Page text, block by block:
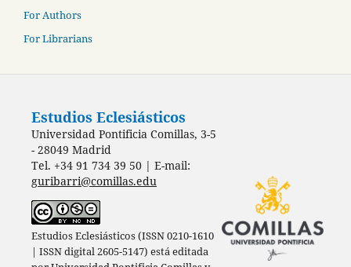
For Authors
For Librarians
Estudios Eclesiásticos
Universidad Pontificia Comillas, 3-5
- 28049 Madrid
Tel. +34 91 734 39 50 | E-mail:
guribarri@comillas.edu
Estudios Eclesiásticos (ISSN 0210-1610
| ISSN digital 2605-5147) está editada